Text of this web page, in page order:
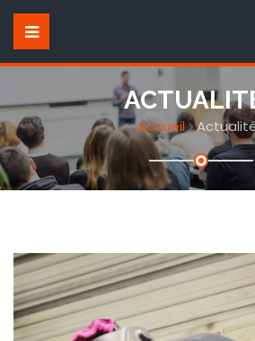
Accueil